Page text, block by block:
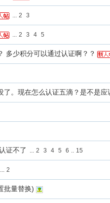
... 2 3
... 2 3 4 5
多少积分可以通过认证啊？？
了。现在怎么认证五滴？是不是
证不了 ... 2 3 4 5 6 .. 15
... 2
批量替换)